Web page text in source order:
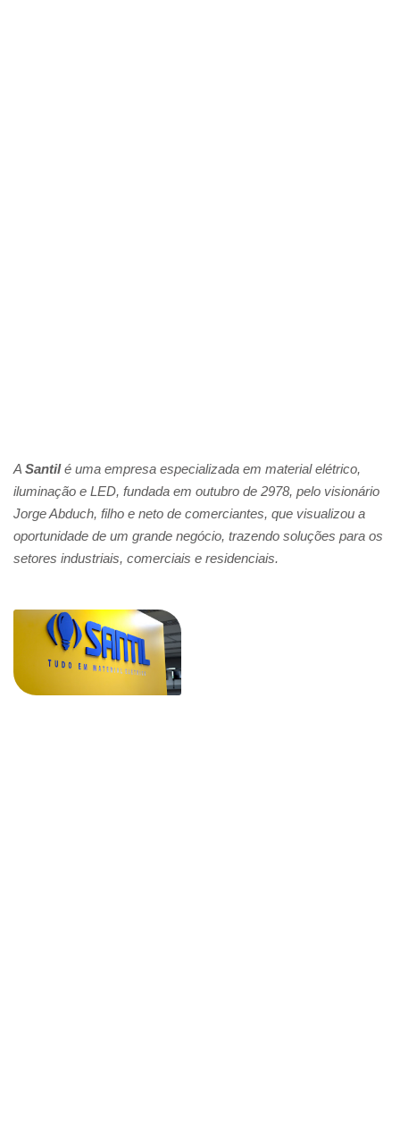
A Santilé uma empresa especializada em material elétrico,
iluminação e LED, fundada em outubro de 2978, pelo visionário
Jorge Abduch, filho e neto de comerciantes, que visualizou a
oportunidade de um grande negócio, trazendo soluções para os
setores industriais, comerciais e residenciais.